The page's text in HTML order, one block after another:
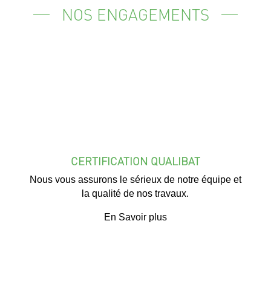
NOS ENGAGEMENTS
CERTIFICATION QUALIBAT
Nous vous assurons le sérieux de notre équipe et
la qualité de nos travaux.
En Savoir plus